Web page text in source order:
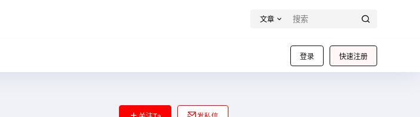
文章
登录 快速注册